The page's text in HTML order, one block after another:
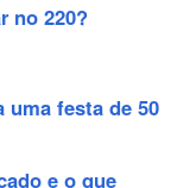
no 220?
festa de 50
e o que